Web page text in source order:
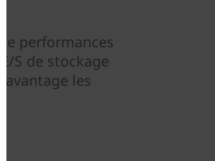
performances
S de stockage
les